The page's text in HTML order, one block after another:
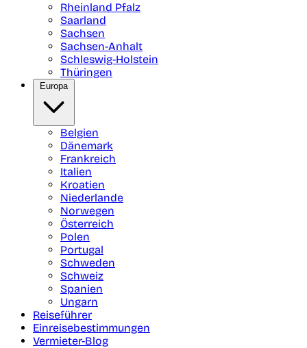
Rheinland Pfalz
Saarland
Sachsen
Sachsen-Anhalt
Schleswig-Holstein
Thüringen
Europa
Belgien
Dänemark
Frankreich
Italien
Kroatien
Niederlande
Norwegen
Österreich
Polen
Portugal
Schweden
Schweiz
Spanien
Ungarn
Reiseführer
Einreisebestimmungen
Vermieter-Blog